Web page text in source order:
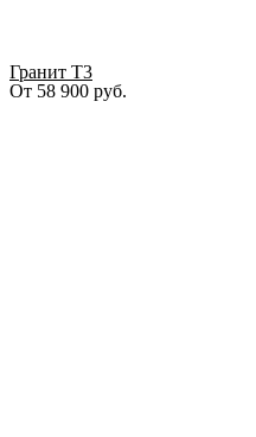
Гранит Т3
От 58 900 руб.